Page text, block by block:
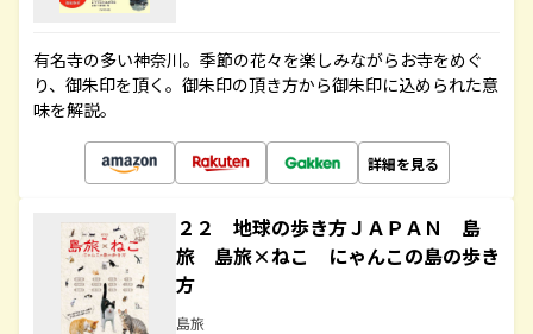
有名寺の多い神奈川。季節の花々を楽しみながらお寺をめぐ
り、御朱印を頂く。御朱印の頂き方から御朱印に込められた意
味を解説。
詳細を見る
２２ 地球の歩き方ＪＡＰＡＮ 島
旅 島旅×ねこ にゃんこの島の歩き
方
島旅